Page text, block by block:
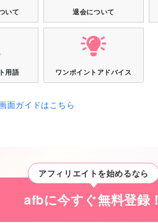
いて 退会について
用語 ワンポイントアドバイス
面ガイドはこちら
アフィリエイトを始めるなら
afbに今すぐ無料登録！